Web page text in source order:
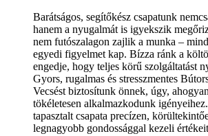
Barátságos, segítőkész csapatunk
hanem a nyugalmát is igyekszik
nem futószalagon zajlik a munka –
egyedi figyelmet kap. Bízza ránk a
engedje, hogy teljes körű szolgáltatást
Gyors, rugalmas és stresszmentes
Vecsést biztosítunk önnek, úgy,
tökéletesen alkalmazkodunk
tapasztalt csapata precízen,
legnagyobb gondossággal kezeli